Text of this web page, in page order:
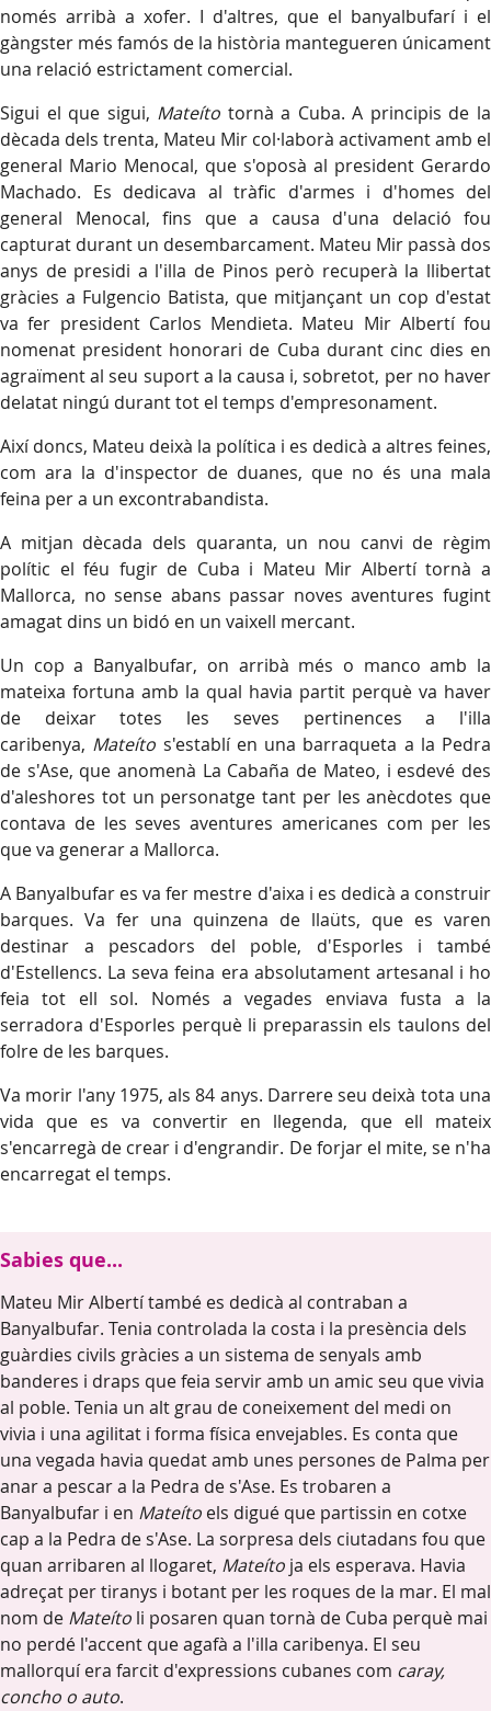
només arribà a xofer. I d'altres, que el banyalbufarí i el
gàngster més famós de la història mantegueren únicament
una relació estrictament comercial.
Sigui el que sigui, Mateíto tornà a Cuba. A principis de la
dècada dels trenta, Mateu Mir col·laborà activament amb el
general Mario Menocal, que s'oposà al president Gerardo
Machado. Es dedicava al tràfic d'armes i d'homes del
general Menocal, fins que a causa d'una delació fou
capturat durant un desembarcament. Mateu Mir passà dos
anys de presidi a l'illa de Pinos però recuperà la llibertat
gràcies a Fulgencio Batista, que mitjançant un cop d'estat
va fer president Carlos Mendieta. Mateu Mir Albertí fou
nomenat president honorari de Cuba durant cinc dies en
agraïment al seu suport a la causa i, sobretot, per no haver
delatat ningú durant tot el temps d'empresonament.
Així doncs, Mateu deixà la política i es dedicà a altres feines,
com ara la d'inspector de duanes, que no és una mala
feina per a un excontrabandista.
A mitjan dècada dels quaranta, un nou canvi de règim
polític el féu fugir de Cuba i Mateu Mir Albertí tornà a
Mallorca, no sense abans passar noves aventures fugint
amagat dins un bidó en un vaixell mercant.
Un cop a Banyalbufar, on arribà més o manco amb la
mateixa fortuna amb la qual havia partit perquè va haver
de deixar totes les seves pertinences a l'illa
caribenya, Mateíto s'establí en una barraqueta a la Pedra
de s'Ase, que anomenà La Cabaña de Mateo, i esdevé des
d'aleshores tot un personatge tant per les anècdotes que
contava de les seves aventures americanes com per les
que va generar a Mallorca.
A Banyalbufar es va fer mestre d'aixa i es dedicà a construir
barques. Va fer una quinzena de llaüts, que es varen
destinar a pescadors del poble, d'Esporles i també
d'Estellencs. La seva feina era absolutament artesanal i ho
feia tot ell sol. Només a vegades enviava fusta a la
serradora d'Esporles perquè li preparassin els taulons del
folre de les barques.
Va morir l'any 1975, als 84 anys. Darrere seu deixà tota una
vida que es va convertir en llegenda, que ell mateix
s'encarregà de crear i d'engrandir. De forjar el mite, se n'ha
encarregat el temps.
Sabies que...
Mateu Mir Albertí també es dedicà al contraban a
Banyalbufar. Tenia controlada la costa i la presència dels
guàrdies civils gràcies a un sistema de senyals amb
banderes i draps que feia servir amb un amic seu que vivia
al poble. Tenia un alt grau de coneixement del medi on
vivia i una agilitat i forma física envejables. Es conta que
una vegada havia quedat amb unes persones de Palma per
anar a pescar a la Pedra de s'Ase. Es trobaren a
Banyalbufar i en Mateíto els digué que partissin en cotxe
cap a la Pedra de s'Ase. La sorpresa dels ciutadans fou que
quan arribaren al llogaret, Mateíto ja els esperava. Havia
adreçat per tiranys i botant per les roques de la mar. El mal
nom de Mateíto li posaren quan tornà de Cuba perquè mai
no perdé l'accent que agafà a l'illa caribenya. El seu
mallorquí era farcit d'expressions cubanes com caray,
concho o auto.